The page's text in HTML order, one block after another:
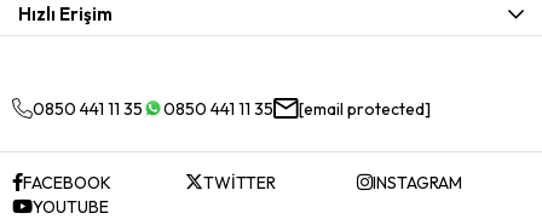
Hızlı Erişim
0850 441 11 35 0850 441 11 35 [email protected]
FACEBOOK TWİTTER
INSTAGRAM
YOUTUBE